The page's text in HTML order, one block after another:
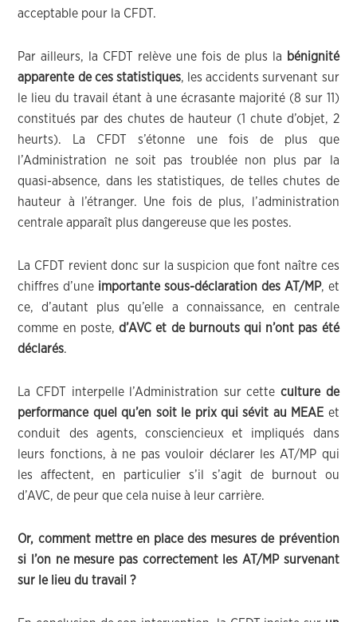
acceptable pour la CFDT.
Par ailleurs, la CFDT relève une fois de plus la
bénignité
apparente de ces statistiques, les accidents survenant sur
le lieu du travail étant à une écrasante majorité (8 sur 11)
constitués par des chutes de hauteur (1 chute d’objet, 2
heurts). La CFDT s’étonne une fois de plus que
l’Administration ne soit pas troublée non plus par la
quasi-absence, dans les statistiques, de telles chutes de
hauteur à l’étranger. Une fois de plus, l’administration
centrale apparaît plus dangereuse que les postes.
La CFDT revient donc sur la suspicion que font naître ces
chiffres d’une importante sous-déclaration des AT/MP, et
ce, d’autant plus qu’elle a connaissance, en centrale
comme en poste,d’AVC et de burnouts qui n’ont pas été
déclarés.
La CFDT interpelle l’Administration sur cette culture de
performance quel qu’en soit le prix qui sévit au MEAE et
conduit des agents, consciencieux et impliqués dans
leurs fonctions, à ne pas vouloir déclarer les AT/MP qui
les affectent, en particulier s’il s’agit de burnout ou
d’AVC, de peur que cela nuise à leur carrière.
Or, comment mettre en place des mesures de prévention
si l’on ne mesure pas correctement les AT/MP survenant
sur le lieu du travail ?